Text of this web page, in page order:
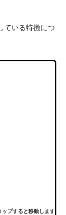
ている特徴につ
ップすると移動します